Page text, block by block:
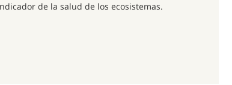
de la salud de los ecosistemas.